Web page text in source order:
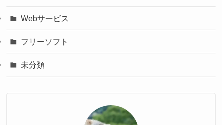
Webサービス
フリーソフト
未分類